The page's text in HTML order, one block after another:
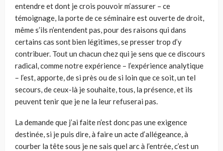
entendre et dont je crois pouvoir m’assurer – ce
témoignage, la porte de ce séminaire est ouverte de droit,
même s’ils n’entendent pas, pour des raisons qui dans
certains cas sont bien légitimes, se presser trop d’y
contribuer. Tout un chacun chez qui je sens que ce discours
radical, comme notre expérience – l’ex­périence analytique
– l’est, apporte, de si près ou de si loin que ce soit, un tel
secours, de ceux-là je souhaite, tous, la présence, et ils
peuvent tenir que je ne la leur refuserai pas.
La demande que j’ai faite n’est donc pas une exigence
destinée, si je puis dire, à faire un acte d’allégeance, à
courber la tête sous je ne sais quel arc à l’entrée, c’est un